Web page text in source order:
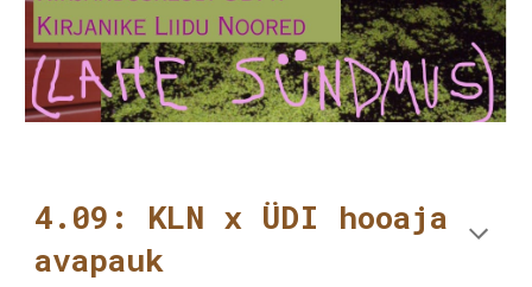
4.09: KLN x ÜDI hooaja
avapauk